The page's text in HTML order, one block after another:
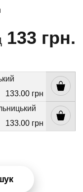
133 грн.
133.00 грн
133.00 грн